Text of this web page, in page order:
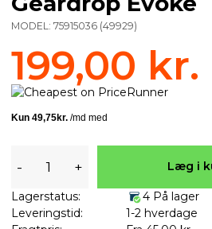
MODEL: 75915036 (49929)
199,00 kr.
- + Læg i
Lagerstatus:
4 På lager
Leveringstid:
1-2 hverdage